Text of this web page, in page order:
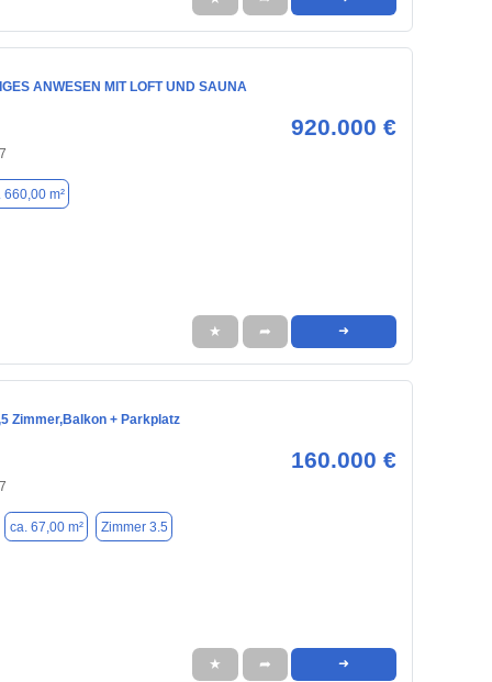
ANWESEN MIT LOFT UND SAUNA
920.000 €
660,00 m²
★ ➦ ➜
Zimmer,Balkon + Parkplatz
160.000 €
ca. 67,00 m² Zimmer 3.5
★ ➦ ➜